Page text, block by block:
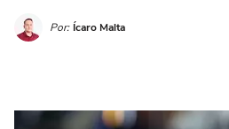
Por: Ícaro Malta